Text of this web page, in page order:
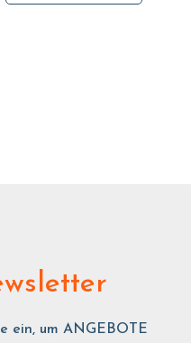
ein, um ANGEBOTE